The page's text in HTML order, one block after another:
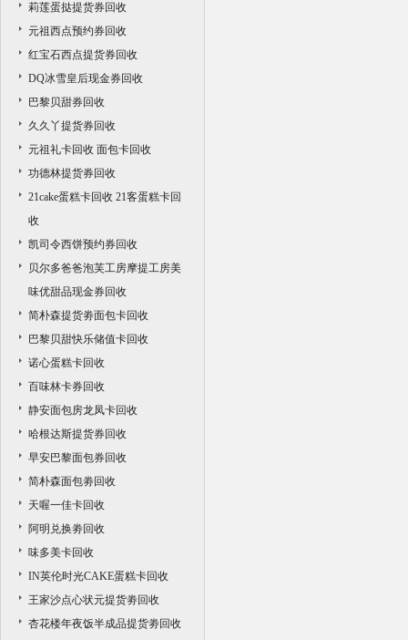
莉莲蛋挞提货券回收
元祖西点预约券回收
红宝石西点提货券回收
DQ冰雪皇后现金券回收
巴黎贝甜券回收
久久丫提货券回收
元祖礼卡回收 面包卡回收
功德林提货券回收
21cake蛋糕卡回收 21客蛋糕卡回
收
凯司令西饼预约券回收
贝尔多爸爸泡芙工房摩提工房美
味优甜品现金券回收
简朴森提货劵面包卡回收
巴黎贝甜快乐储值卡回收
诺心蛋糕卡回收
百味林卡券回收
静安面包房龙凤卡回收
哈根达斯提货券回收
早安巴黎面包券回收
简朴森面包劵回收
天喔一佳卡回收
阿明兑换劵回收
味多美卡回收
IN英伦时光CAKE蛋糕卡回收
王家沙点心状元提货劵回收
杏花楼年夜饭半成品提货劵回收